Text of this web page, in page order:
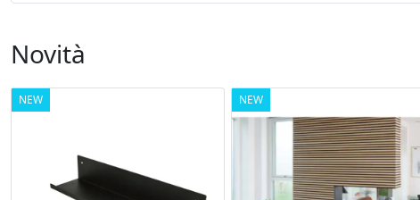
Novità
NEW NEW